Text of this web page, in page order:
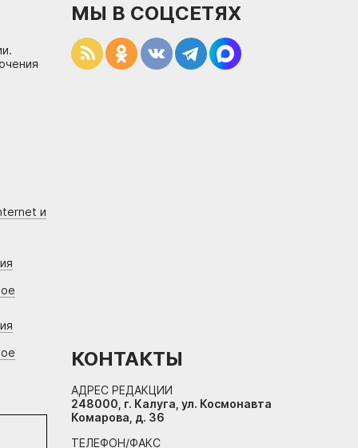
и
МЫ В СОЦСЕТЯХ
КОНТАКТЫ
АДРЕС РЕДАКЦИИ
248000, г. Калуга, ул. Космонавта
Комарова, д. 36
ТЕЛЕФОН/ФАКС